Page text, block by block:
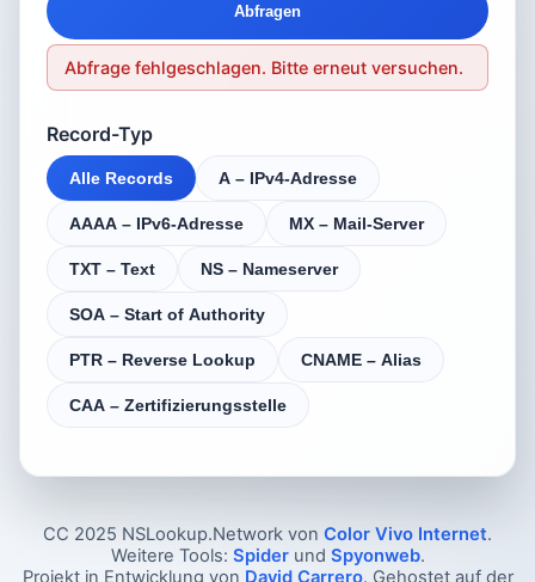
Abfragen
Abfrage fehlgeschlagen. Bitte erneut versuchen.
Record-Typ
Alle Records A – IPv4-Adresse
AAAA – IPv6-Adresse MX – Mail-Server
TXT – Text NS – Nameserver
SOA – Start of Authority
PTR – Reverse Lookup CNAME – Alias
CAA – Zertifizierungsstelle
CC 2025 NSLookup.Network von Color Vivo Internet.
Weitere Tools: Spiderund Spyonweb.
Projekt in Entwicklung von David Carrero. Gehostet auf der